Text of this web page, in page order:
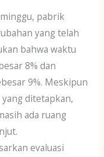
pabrik
yang telah
bahwa waktu
8% dan
9%. Meskipun
ditetapkan,
ada ruang
evaluasi